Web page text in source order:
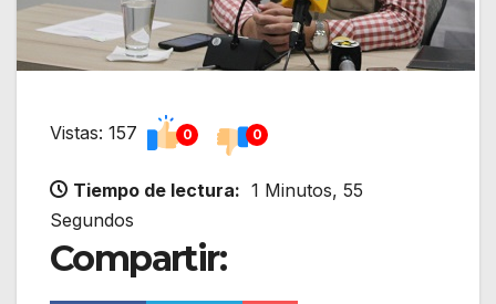
Vistas: 157 0 0
Tiempo de lectura: 1 Minutos, 55
Segundos
Compartir: